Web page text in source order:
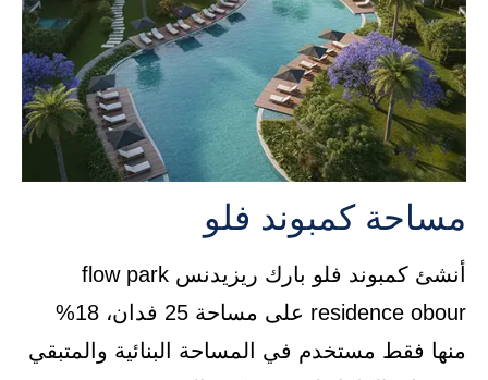
مساحة كمبوند فلو
أنشئ كمبوند فلو بارك ريزيدنس flow park
residence obour على مساحة 25 فدان، 18%
منها فقط مستخدم في المساحة البنائية والمتبقي